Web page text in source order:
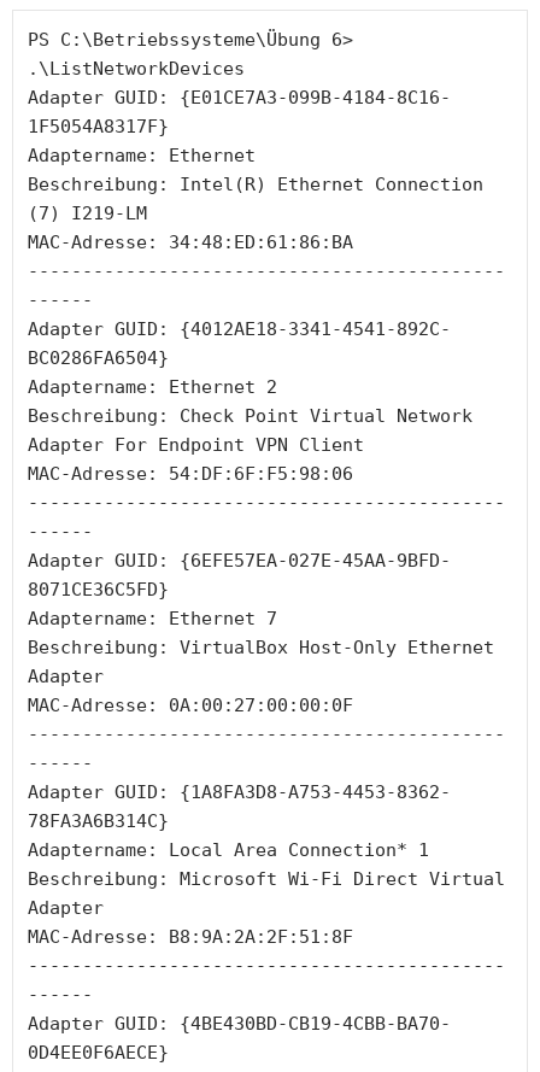
PS C:\Betriebssysteme\Übung 6>
.\ListNetworkDevices
Adapter GUID: {E01CE7A3-099B-4184-8C16-
1F5054A8317F}
Adaptername: Ethernet
Beschreibung: Intel(R) Ethernet Connection
(7) I219-LM
MAC-Adresse: 34:48:ED:61:86:BA
--------------------------------------------
------
Adapter GUID: {4012AE18-3341-4541-892C-
BC0286FA6504}
Adaptername: Ethernet 2
Beschreibung: Check Point Virtual Network
Adapter For Endpoint VPN Client
MAC-Adresse: 54:DF:6F:F5:98:06
--------------------------------------------
------
Adapter GUID: {6EFE57EA-027E-45AA-9BFD-
8071CE36C5FD}
Adaptername: Ethernet 7
Beschreibung: VirtualBox Host-Only Ethernet
Adapter
MAC-Adresse: 0A:00:27:00:00:0F
--------------------------------------------
------
Adapter GUID: {1A8FA3D8-A753-4453-8362-
78FA3A6B314C}
Adaptername: Local Area Connection* 1
Beschreibung: Microsoft Wi-Fi Direct Virtual
Adapter
MAC-Adresse: B8:9A:2A:2F:51:8F
--------------------------------------------
------
Adapter GUID: {4BE430BD-CB19-4CBB-BA70-
0D4EE0F6AECE}